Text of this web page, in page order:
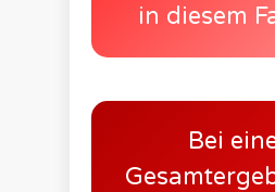
in diesem
Bei